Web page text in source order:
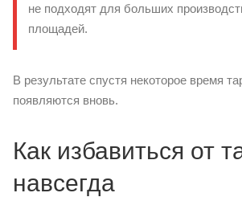
не подходят для больших
площадей.
В результате спустя некоторое время
появляются вновь.
Как избавиться от
навсегда